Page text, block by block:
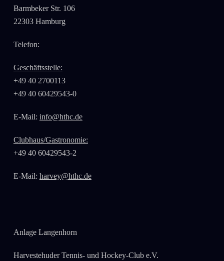
Barmbeker Str. 106
22303 Hamburg
Telefon:
Geschäftsstelle:
+49 40 2700113
+49 40 60429543-0
E-Mail: info@hthc.de
Clubhaus/Gastronomie:
+49 40 60429543-2
E-Mail: harvey@hthc.de
Anlage Langenhorn
Harvestehuder Tennis- und Hockey-Club e.V.